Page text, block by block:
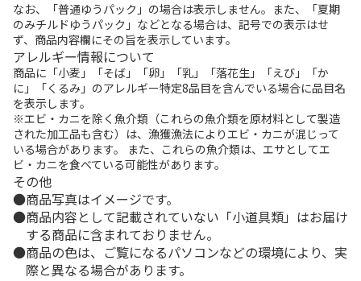
なお、「普通ゆうパック」の場合は表示しません。また、「夏期
のみチルドゆうパック」などとなる場合は、記号での表示はせ
ず、商品内容欄にその旨を表示しています。
アレルギー情報について
商品に「小麦」「そば」「卵」「乳」「落花生」「えび」「か
に」「くるみ」のアレルギー特定8品目を含んでいる場合に品目名
を表示します。
※エビ・カニを除く魚介類（これらの魚介類を原材料として製造
された加工品も含む）は、漁獲漁法によりエビ・カニが混じって
いる場合があります。 また、これらの魚介類は、エサとしてエ
ビ・カニを食べている可能性があります。
その他
商品写真はイメージです。
商品内容として記載されていない「小道具類」はお届け
する商品に含まれておりません。
商品の色は、ご覧になるパソコンなどの環境により、実
際と異なる場合があります。